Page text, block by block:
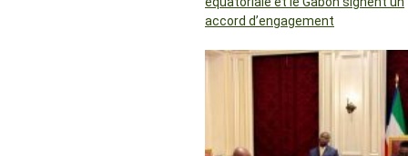
accord d’engagement